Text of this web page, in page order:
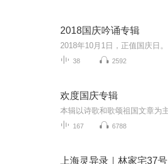
2018国庆吟诵专辑
38 2592
欢度国庆专辑
167 6788
上海灵异录｜林家宅37号